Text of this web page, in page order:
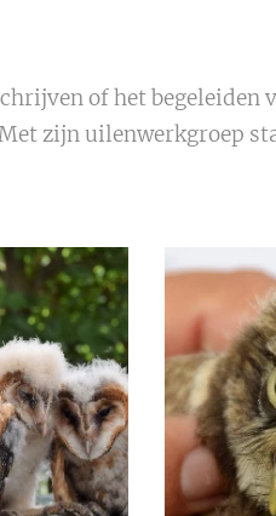
of het begeleiden
zijn uilenwerkgroep